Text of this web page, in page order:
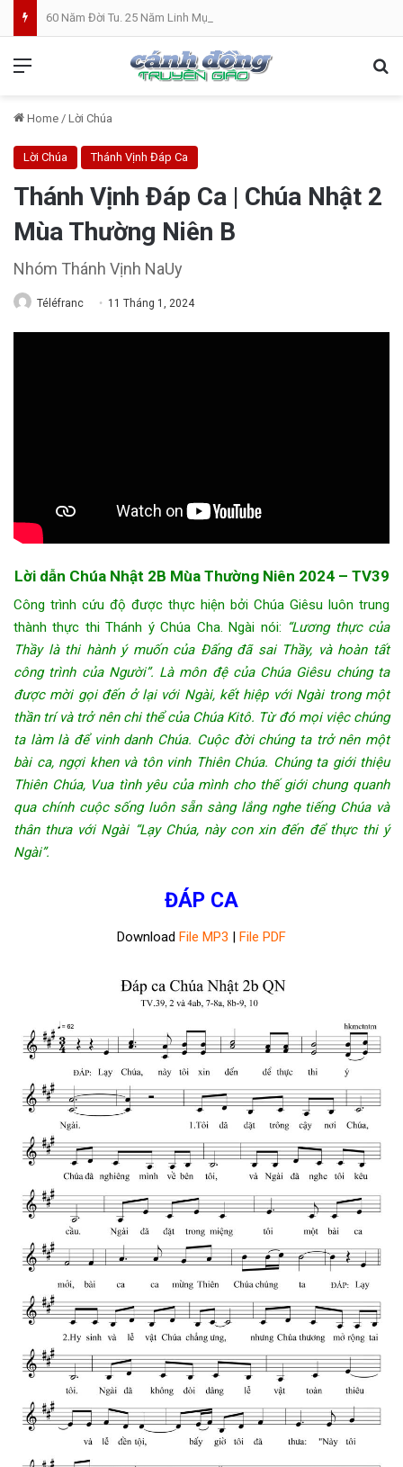
Home / Lời Chúa
Lời Chúa Thánh Vịnh Đáp Ca
Thánh Vịnh Đáp Ca | Chúa Nhật 2
Mùa Thường Niên B
Nhóm Thánh Vịnh NaUy
Téléfranc 11 Tháng 1, 2024
Lời dẫn Chúa Nhật 2B Mùa Thường Niên 2024 – TV39
Công trình cứu độ được thực hiện bởi Chúa Giêsu luôn trung
thành thực thi Thánh ý Chúa Cha. Ngài nói: “Lương thực của
Thầy là thi hành ý muốn của Đấng đã sai Thầy, và hoàn tất
công trình của Người”. Là môn đệ của Chúa Giêsu chúng ta
được mời gọi đến ở lại với Ngài, kết hiệp với Ngài trong một
thần trí và trở nên chi thể của Chúa Kitô. Từ đó mọi việc chúng
ta làm là để vinh danh Chúa. Cuộc đời chúng ta trở nên một
bài ca, ngợi khen và tôn vinh Thiên Chúa. Chúng ta giới thiệu
Thiên Chúa, Vua tình yêu của mình cho thế giới chung quanh
qua chính cuộc sống luôn sẵn sàng lắng nghe tiếng Chúa và
thân thưa với Ngài “Lạy Chúa, này con xin đến để thực thi ý
Ngài”.
ĐÁP CA
Download File MP3 | File PDF